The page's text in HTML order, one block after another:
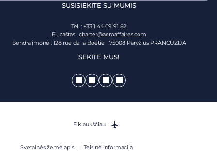
SUSISIEKITE SU MUMIS
Tel. : +33 1 44 09 91 82
El. paštas : charter@aeroaffaires.com
Bendra įmonė : 128 rue de la Boétie 75008 Paryžius PRANCŪZIJA
SEKITE MUS!
Svetainės žemėlapis
Teisinė informacija
Eik aukščiau